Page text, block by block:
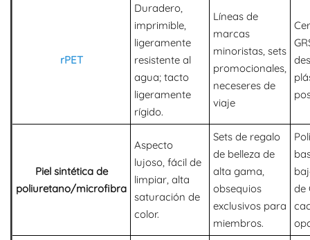
rPET
Duradero,
imprimible,
ligeramente
resistente al
agua; tacto
ligeramente
rígido.
Líneas de
marcas
minoristas, sets
promocionales,
neceseres de
viaje
Piel sintética de
poliuretano/microfibra
Aspecto
lujoso, fácil de
limpiar, alta
saturación de
color.
Sets de regalo
de belleza de
alta gama,
obsequios
exclusivos para
miembros.
de